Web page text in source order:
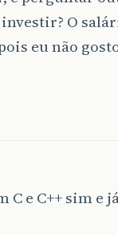
O
eu não
e C++ sim e